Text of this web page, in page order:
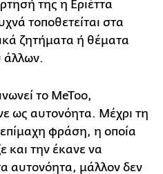
της η Εριέττα
τοποθετείται στα
ζητήματα ή θέματα
άλλων.
το MeToo,
ως αυτονόητα. Μέχρι τη
φράση, η οποία
και την έκανε να
αυτονόητα, μάλλον δεν